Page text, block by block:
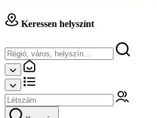
Keressen helyszínt